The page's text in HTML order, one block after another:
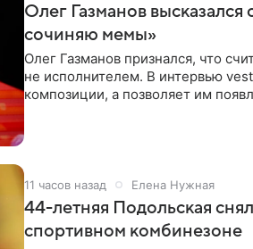
Олег Газманов высказался
сочиняю мемы»
Олег Газманов признался, что
не исполнителем. В интервью
композиции, а позволяет им
11 часов назад Елена Нужная
44-летняя Подольская
спортивном комбинезоне